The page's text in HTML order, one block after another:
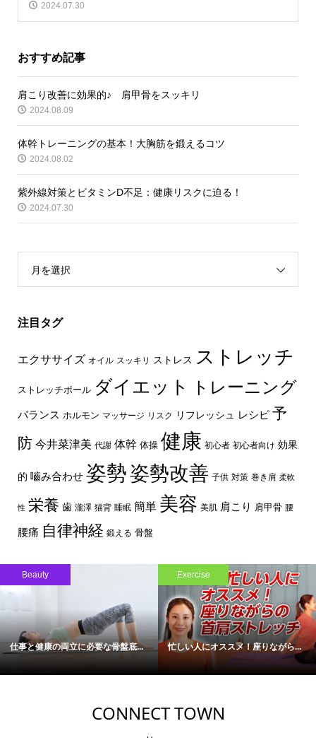
2024.07.30
おすすめ記事
肩こり改善に効果的♪ 肩甲骨をスッキリ
2024.08.09
体幹トレーニングの基本！大胸筋を鍛えるコツ
2024.08.02
紫外線対策とビタミンD不足：健康リスクに迫る！
2024.07.30
月を選択
注目タグ
エクササイズ オイル スッキリ ストレス ストレッチ
ストレッチポール ダイエット トレーニング
バランス ホルモン マッサージ リスク リフレッシュ レシピ 予
防 今井菜津美 代謝 体幹 体操 健康 初心者 初心者向け 効果
的 嚙み合わせ 姿勢姿勢改善 子供 対策 巻き肩 柔軟
性 栄養 歯 瀧澤 猫背 睡眠 簡単 美容 美肌 肩こり 肩甲骨 腰
腰痛 自律神経 鍛える 骨盤
Beauty
仕事と健康の両立に必要な骨盤底...
Exercise
忙しい人にオススメ！座りながら...
CONNECT TOWN